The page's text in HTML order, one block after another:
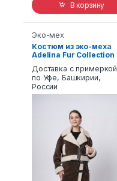
В корзину
Эко-мех
Костюм из эко-меха
Adelina Fur Collection
Доставка с примеркой
по Уфе, Башкирии,
России